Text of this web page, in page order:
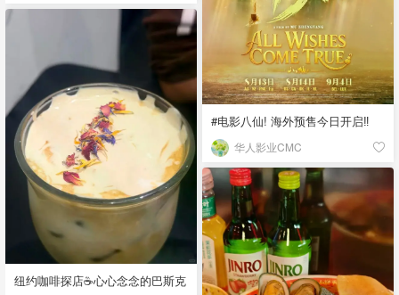
#电影八仙! 海外预售今日开启‼️
华人影业CMC
纽约咖啡探店☕️心心念念的巴斯克